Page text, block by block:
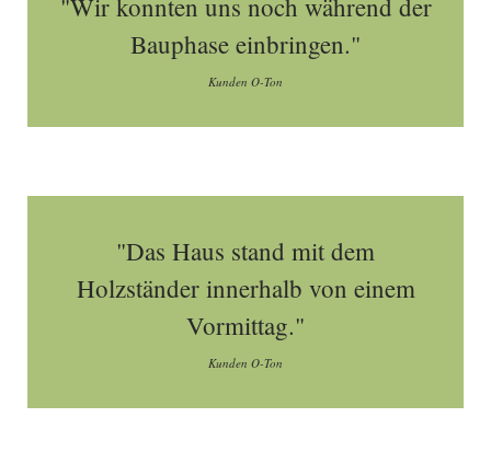
"Wir konnten uns noch während der
Bauphase einbringen."
Kunden O-Ton
"Das Haus stand mit dem
Holzständer innerhalb von einem
Vormittag."
Kunden O-Ton